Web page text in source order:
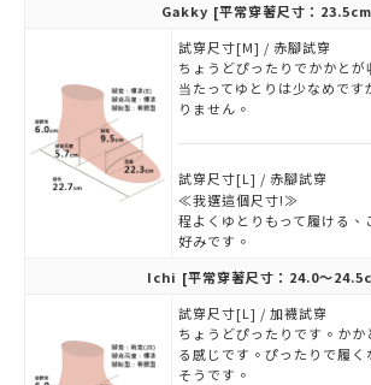
Gakky [平常穿著尺寸：
試穿尺寸[M] / 赤腳試穿
ちょうどぴったりでかかと
当たってゆとりは少なめです
りません。
試穿尺寸[L] / 赤腳試穿
≪我選這個尺寸!≫
程よくゆとりもって履ける、
好みです。
Ichi [平常穿著尺寸：24.0～
試穿尺寸[L] / 加襪試穿
ちょうどぴったりです。かか
る感じです。ぴったりで履く
そうです。